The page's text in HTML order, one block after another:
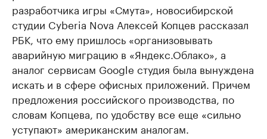
разработчика игры «Смута», новосибирской
студии Cyberia Nova Алексей Копцев рассказал
РБК, что ему пришлось «организовывать
аварийную миграцию в «Яндекс.Облако», а
аналог сервисам Google студия была вынуждена
искать и в сфере офисных приложений. Причем
предложения российского производства, по
словам Копцева, по удобству все еще «сильно
уступают» американским аналогам.